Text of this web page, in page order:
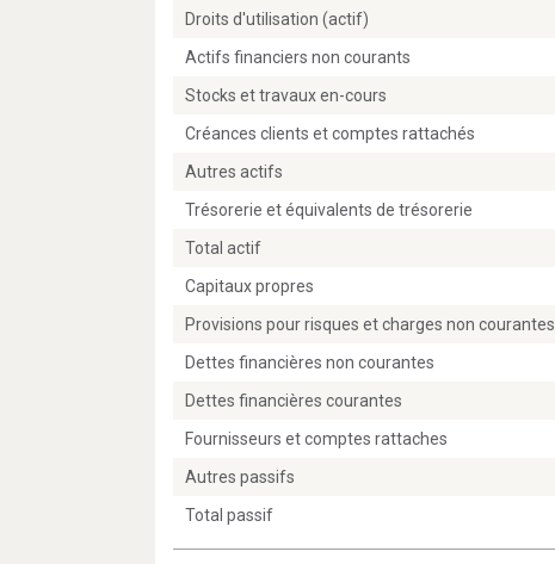
Droits d'utilisation (actif)
Actifs financiers non courants
Stocks et travaux en-cours
Créances clients et comptes rattachés
Autres actifs
Trésorerie et équivalents de trésorerie
Total actif
Capitaux propres
Provisions pour risques et charges non courantes
Dettes financières non courantes
Dettes financières courantes
Fournisseurs et comptes rattaches
Autres passifs
Total passif